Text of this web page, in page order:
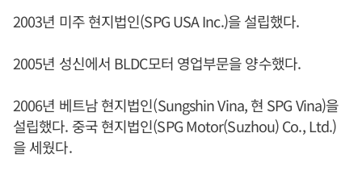
2003년 미주 현지법인(SPG USA Inc.)을 설립했다.
2005년 성신에서 BLDC모터 영업부문을 양수했다.
2006년 베트남 현지법인(Sungshin Vina, 현 SPG Vina)을
설립했다. 중국 현지법인(SPG Motor(Suzhou) Co., Ltd.)
을 세웠다.